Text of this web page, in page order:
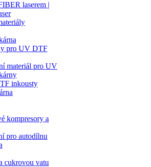
laserem |
pro UV DTF
materiál pro UV
inkousty
kompresory a
pro autodílnu
cukrovou vatu